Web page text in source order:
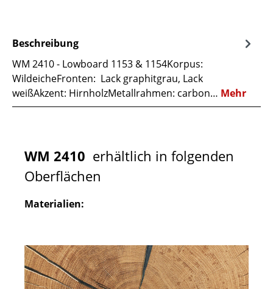
Beschreibung
WM 2410 - Lowboard 1153 & 1154Korpus:
WildeicheFronten: Lack graphitgrau, Lack
weißAkzent: HirnholzMetallrahmen: carbon… Mehr
WM 2410 erhältlich in folgenden
Oberflächen
Materialien: